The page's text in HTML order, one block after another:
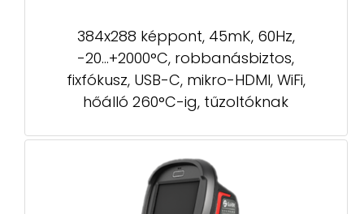
384x288 képpont, 45mK, 60Hz,
-20...+2000°C, robbanásbiztos,
fixfókusz, USB-C, mikro-HDMI, WiFi,
hőálló 260°C-ig, tűzoltóknak